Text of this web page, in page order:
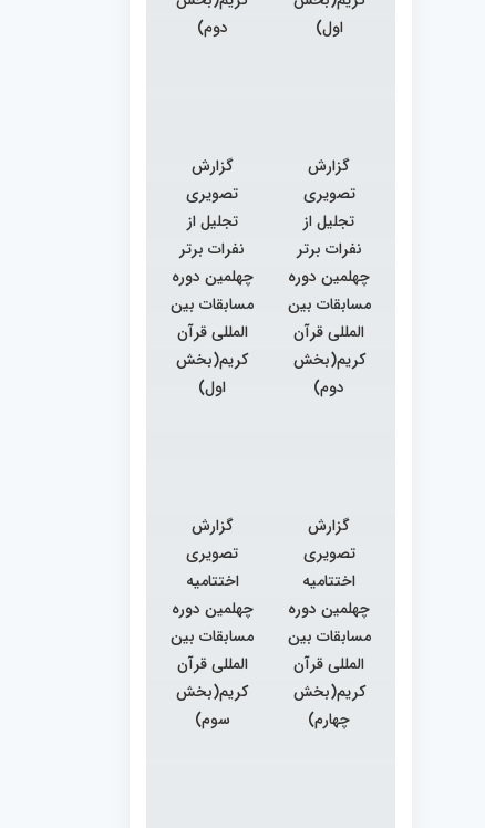
اول)
دوم)
گزارش
تصویری
تجلیل از
نفرات برتر
چهلمین دوره
مسابقات بین
المللی قرآن
کریم(بخش
دوم)
گزارش
تصویری
تجلیل از
نفرات برتر
چهلمین دوره
مسابقات بین
المللی قرآن
کریم(بخش
اول)
گزارش
تصویری
اختتامیه
چهلمین دوره
مسابقات بین
المللی قرآن
کریم(بخش
چهارم)
گزارش
تصویری
اختتامیه
چهلمین دوره
مسابقات بین
المللی قرآن
کریم(بخش
سوم)